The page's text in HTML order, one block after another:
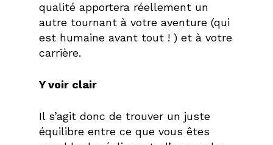
qualité apportera réellement un
autre tournant à votre aventure (qui
est humaine avant tout ! ) et à votre
carrière.
Y voir clair
Il s’agit donc de trouver un juste
équilibre entre ce que vous êtes